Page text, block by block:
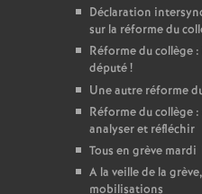
Déclaration
sur la réforme du
Réforme du collège
député!
Une autre réforme
Réforme du collège
analyser et réfléchir
Tous en grève mardi
A la veille de la
mobilisations